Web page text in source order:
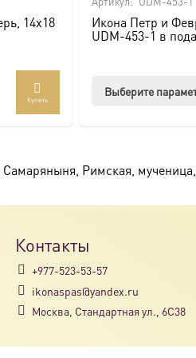
14х18
Купить
Икона Петр и
UDM-453-1 в
Выберите
Римская, мученица,
Контакты
+977-523-53-57
ikonaspas@yandex.ru
Москва, Стандартная ул., 6С38